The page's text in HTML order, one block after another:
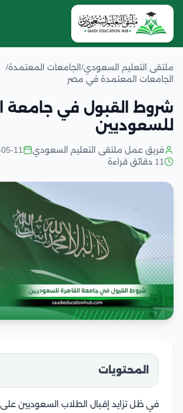
ملتقى التعليم السعودي/ الجامعات المعتمدة/
الجامعات المعتمدة في مصر
شروط القبول في جامعة
للسعوديين
فريق عمل ملتقى التعليم السعودي
11
11 دقائق قراءة
المحتويات
في ظل تزايد إقبال الطلاب السعوديين